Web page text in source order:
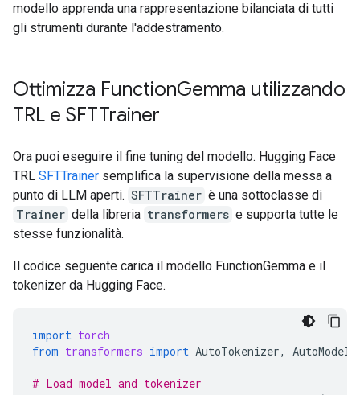
modello apprenda una rappresentazione bilanciata di tutti
gli strumenti durante l'addestramento.
Ottimizza FunctionGemma utilizzando
TRL e SFTTrainer
Ora puoi eseguire il fine tuning del modello. Hugging Face
TRL SFTTrainer semplifica la supervisione della messa a
punto di LLM aperti. SFTTrainer è una sottoclasse di
Trainer della libreria transformers e supporta tutte le
stesse funzionalità.
Il codice seguente carica il modello FunctionGemma e il
tokenizer da Hugging Face.
import torch
from transformers import AutoTokenizer,
# Load model and tokenizer